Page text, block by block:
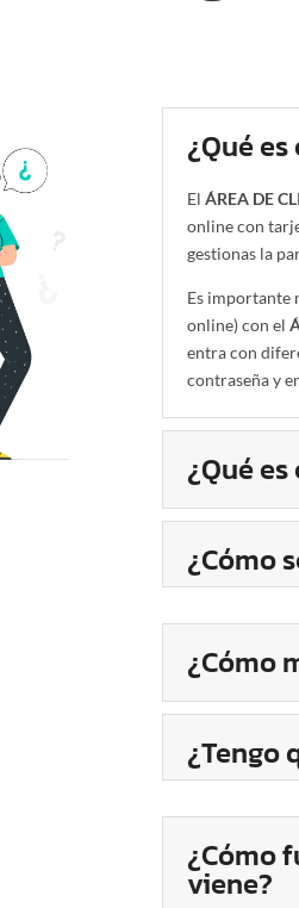
¿Qué
El ÁREA DE
online con
gestionas la
Es importante
online) con el
entra con
contraseña y
¿Qué
¿Cómo
¿Cómo
¿Tengo
¿Cómo
viene?